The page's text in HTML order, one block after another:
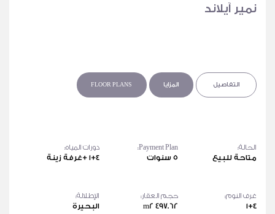
نمير آيلاند
التفاصيل المزايا FLOOR PLANS
الحالة:
متاحة للبيع
Payment Plan:
٥ سنوات
دورات المياه:
٤+١ +غرفة زينة
غرف النوم:
٤+١
حجم العقار:
497.62 m2
الإطلالة:
البحيرة